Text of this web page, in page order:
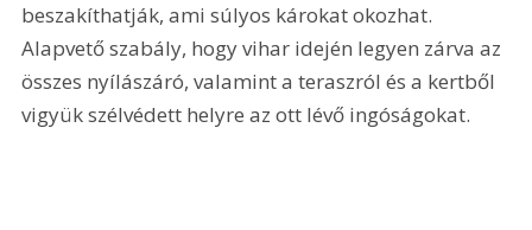
beszakíthatják, ami súlyos károkat okozhat.
Alapvető szabály, hogy vihar idején legyen zárva az
összes nyílászáró, valamint a teraszról és a kertből
vigyük szélvédett helyre az ott lévő ingóságokat.